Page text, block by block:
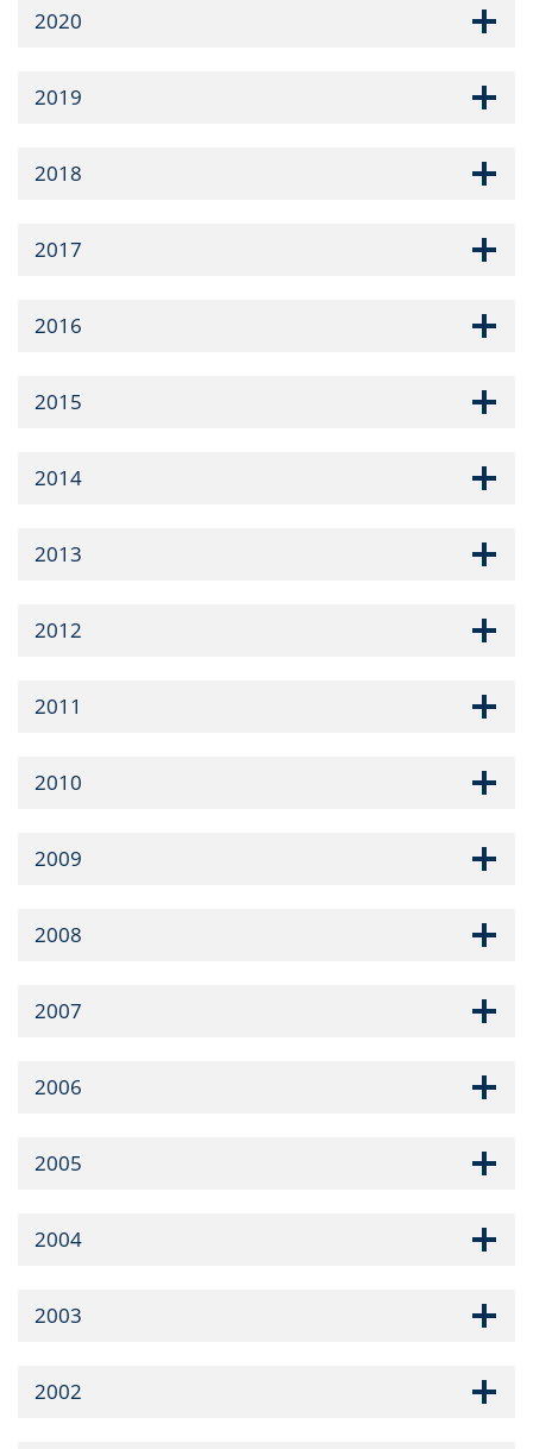
2020
2019
2018
2017
2016
2015
2014
2013
2012
2011
2010
2009
2008
2007
2006
2005
2004
2003
2002